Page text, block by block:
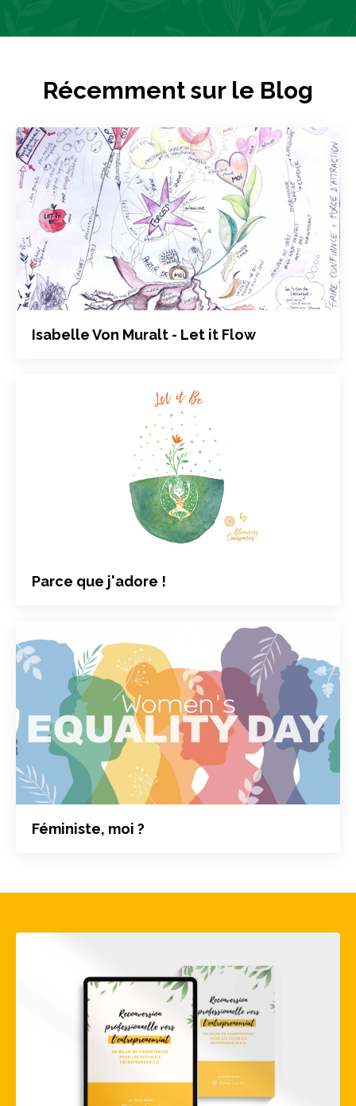
Récemment sur le Blog
Isabelle Von Muralt - Let it Flow
Parce que j'adore !
Féministe, moi ?